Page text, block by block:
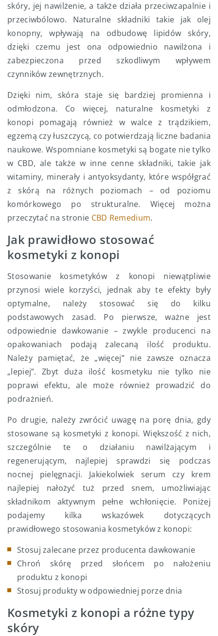
skóry, jej nawilżenie, a także działa przeciwzapalnie i
przeciwbólowo. Naturalne składniki takie jak olej
konopny, wpływają na odbudowę lipidów skóry,
dzięki czemu jest ona odpowiednio nawilżona i
zabezpieczona przed szkodliwym wpływem
czynników zewnętrznych.
Dzięki nim, skóra staje się bardziej promienna i
odmłodzona. Co więcej, naturalne kosmetyki z
konopi pomagają również w walce z trądzikiem,
egzemą czy łuszczycą, co potwierdzają liczne badania
naukowe. Wspomniane kosmetyki są bogate nie tylko
w CBD, ale także w inne cenne składniki, takie jak
witaminy, minerały i antyoksydanty, które współgrać
z skórą na różnych poziomach – od poziomu
komórkowego po strukturalne. Więcej można
przeczytać na stronie CBD Remedium.
Jak prawidłowo stosować
kosmetyki z konopi
Stosowanie kosmetyków z konopi niewątpliwie
przynosi wiele korzyści, jednak aby te efekty były
optymalne, należy stosować się do kilku
podstawowych zasad. Po pierwsze, ważne jest
odpowiednie dawkowanie – zwykle producenci na
opakowaniach podają zalecaną ilość produktu.
Należy pamiętać, że „więcej” nie zawsze oznacza
„lepiej”. Zbyt duża ilość kosmetyku nie tylko nie
poprawi efektu, ale może również prowadzić do
podrażnień.
Po drugie, należy zwrócić uwagę na porę dnia, gdy
stosowane są kosmetyki z konopi. Większość z nich,
szczególnie te o działaniu nawilżającym i
regenerującym, najlepiej sprawdzi się podczas
nocnej pielęgnacji. Jakiekolwiek serum czy krem
najlepiej nałożyć tuż przed snem, umożliwiając
składnikom aktywnym pełne wchłonięcie. Poniżej
podajemy kilka wskazówek dotyczących
prawidłowego stosowania kosmetyków z konopi:
Stosuj zalecane przez producenta dawkowanie
Chroń skórę przed słońcem po nałożeniu
produktu z konopi
Stosuj produkty w odpowiedniej porze dnia
Kosmetyki z konopi a różne typy
skóry